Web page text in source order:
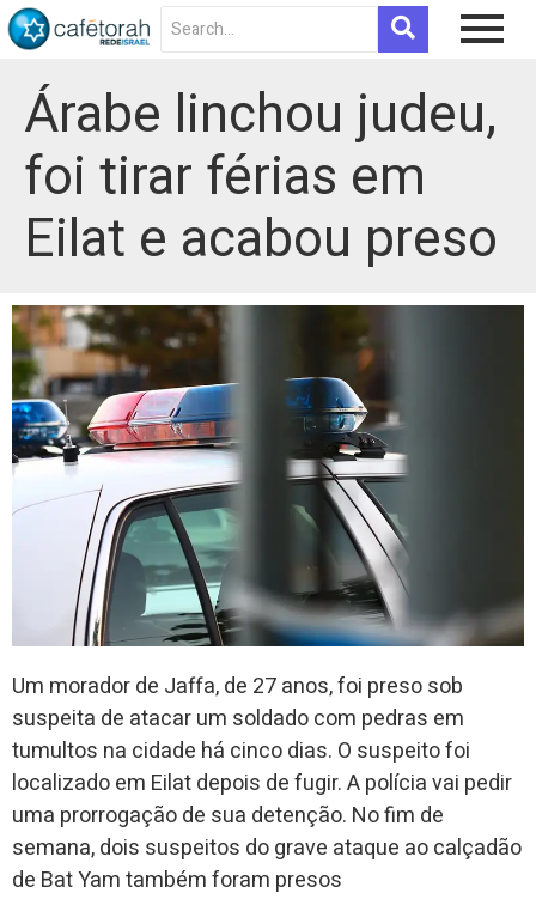
Árabe linchou judeu,
foi tirar férias em
Eilat e acabou preso
Um morador de Jaffa, de 27 anos, foi preso sob
suspeita de atacar um soldado com pedras em
tumultos na cidade há cinco dias. O suspeito foi
localizado em Eilat depois de fugir. A polícia vai pedir
uma prorrogação de sua detenção. No fim de
semana, dois suspeitos do grave ataque ao calçadão
de Bat Yam também foram presos